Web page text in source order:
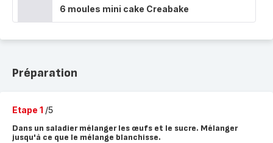
6 moules mini cake Creabake
Préparation
Etape 1 /5
Dans un saladier mélanger les œufs et le sucre. Mélanger
jusqu'à ce que le mélange blanchisse.